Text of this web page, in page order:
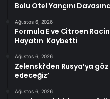
Bolu Otel Yangını
Ağustos 6, 2026
Formula E ve Citroen
Hayatını Kaybetti
Ağustos 6, 2026
Zelenski’den Rusya’ya
edeceğiz’
Ağustos 6, 2026